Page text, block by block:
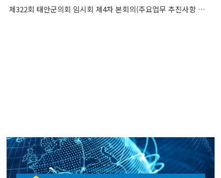
제322회 태안군의회 임시회 제4차 본회의(주요업무 추진사항 보고 청취)